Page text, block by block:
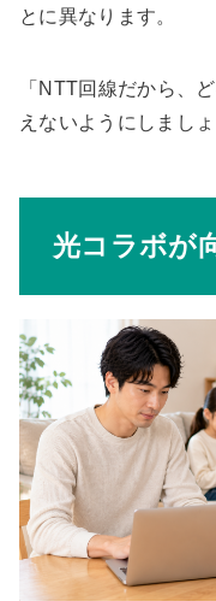
とに異なります。
「NTT回線だから、
えないようにしましょ
光コラボが